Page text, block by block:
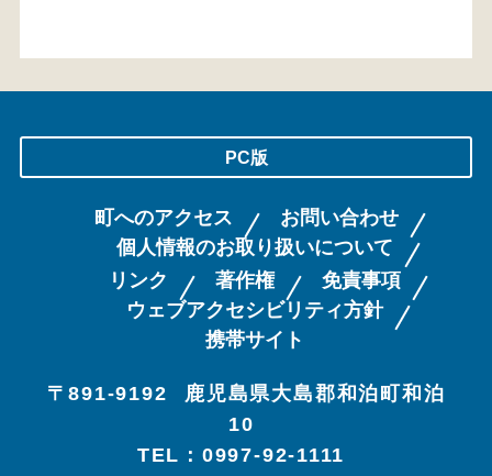
PC版
町へのアクセス
お問い合わせ
個人情報のお取り扱いについて
リンク
著作権
免責事項
ウェブアクセシビリティ方針
携帯サイト
〒891-9192
鹿児島県大島郡和泊町和泊
10
TEL：0997-92-1111